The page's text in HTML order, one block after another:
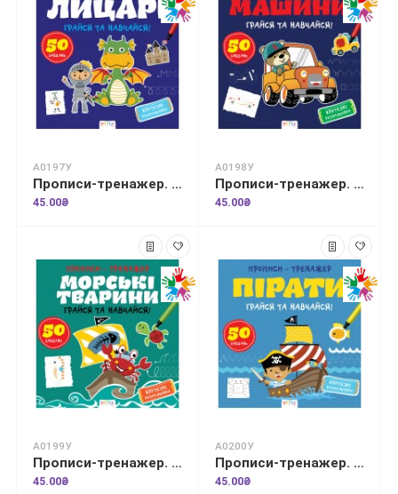
А0197У
Прописи-тренажер. Лицарi
45.00₴
А0198У
Прописи-тренажер. Машини
45.00₴
А0199У
Прописи-тренажер. Морськi тварини
45.00₴
А0200У
Прописи-тренажер. Пiрати
45.00₴